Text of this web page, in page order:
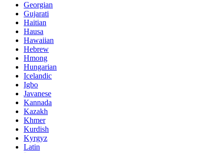
Georgian
Gujarati
Haitian
Hausa
Hawaiian
Hebrew
Hmong
Hungarian
Icelandic
Igbo
Javanese
Kannada
Kazakh
Khmer
Kurdish
Kyrgyz
Latin